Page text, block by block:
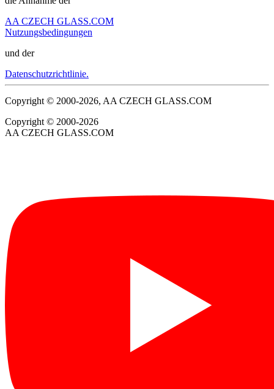
AA CZECH GLASS.COM
Nutzungsbedingungen
und der
Datenschutzrichtlinie.
Copyright © 2000-2026, AA CZECH GLASS.COM
Copyright © 2000-2026
AA CZECH GLASS.COM